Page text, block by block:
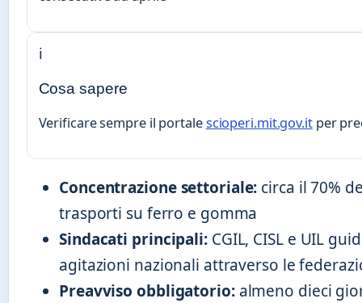
ℹ️
Cosa sapere
Verificare sempre il portalescioperi.mit.gov.itper
Concentrazione settoriale: circa il 70%
trasporti su ferro e gomma
Sindacati principali:CGIL, CISL e UIL
agitazioni nazionali attraverso le
Preavviso obbligatorio:almeno dieci